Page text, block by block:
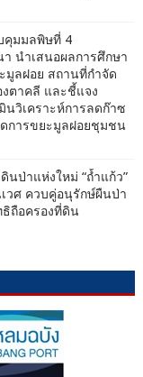
คุมมลพิษที่ 4
นำเสนอผลการศึกษา
มูลฝอย สถานที่กำจัด
ตาคลี และชี้แจง
วิเคราะห์การลดก๊าซ
ดการขยะมูลฝอยชุมชน
นป่าแห่งใหม่ “ถ้ำแก้ว”
วศ ควบคู่อนุรักษ์ผืนป่า
ถือครองที่ดิน